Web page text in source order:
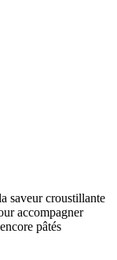
saveur croustillante
accompagner
pâtés